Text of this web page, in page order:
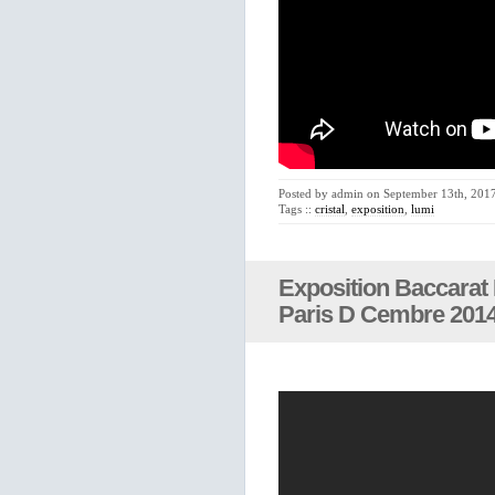
Posted by admin on September 13th,
Tags :: cristal exposition lumi
Exposition Baccarat
Paris D Cembre